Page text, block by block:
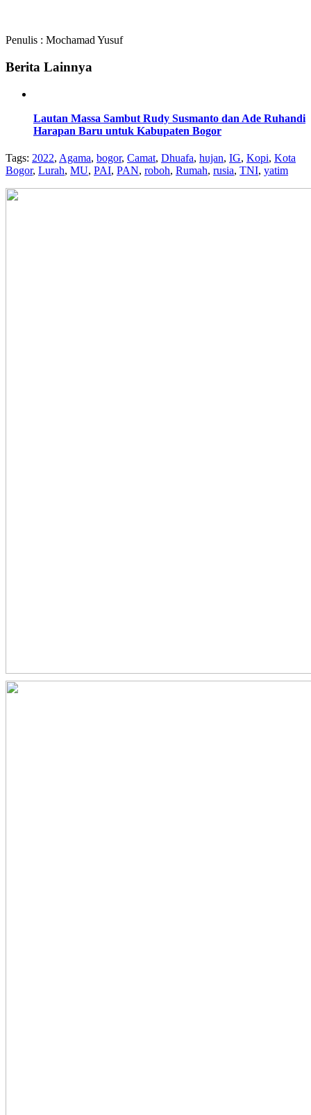
Penulis : Mochamad Yusuf
Berita Lainnya
Lautan Massa Sambut Rudy Susmanto dan Ade Ruhandi
Harapan Baru untuk Kabupaten Bogor
Tags: 2022, Agama, bogor, Camat, Dhuafa, hujan, IG, Kopi, Kota
Bogor, Lurah, MU, PAI, PAN, roboh, Rumah, rusia, TNI, yatim